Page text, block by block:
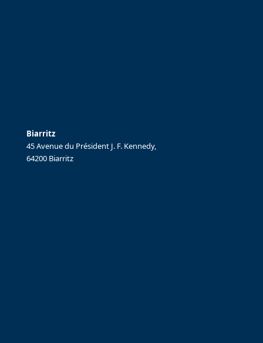
Biarritz
45 Avenue du Président J. F. Kennedy,
64200 Biarritz